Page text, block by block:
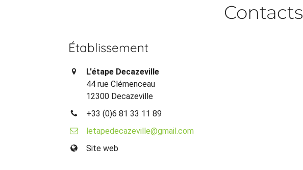
Contacts
Établissement
L'étape Decazeville
44 rue Clémenceau
12300 Decazeville
+33 (0)6 81 33 11 89
letapedecazeville@gmail.com
Site web